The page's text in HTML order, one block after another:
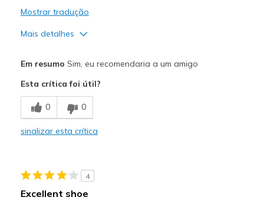
Mostrar tradução
Mais detalhes
Breathe Well
Comfortable
Melhores utilizações
Em resumo Sim, eu recomendaria a um amigo
Esta crítica foi útil?
0 0
sinalizar esta crítica
4
Excellent shoe